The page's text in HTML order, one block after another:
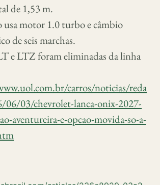
de 1,53 m.
usa motor 1.0 turbo e câmbio
de seis marchas.
e LTZ foram eliminadas da linha
carros/noticias/reda
06/03/chevrolet-lanca-onix-2027-
aventureira-e-opcao-movida-so-a-